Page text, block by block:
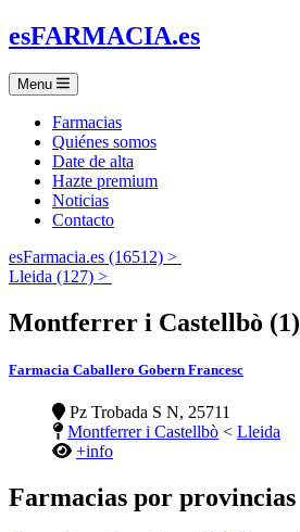
esFARMACIA.es
Menu
Farmacias
Quiénes somos
Date de alta
Hazte premium
Noticias
Contacto
esFarmacia.es (16512) >
Lleida (127) >
Montferrer i Castellbò (1)
Farmacia Caballero Gobern Francesc
Pz Trobada S N, 25711
Montferrer i Castellbò < Lleida
+info
Farmacias por provincias